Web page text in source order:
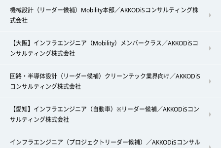
機械設計（リーダー候補）Mobility本部／AKKODiSコンサルティング株
式会社
【大阪】インフラエンジニア（Mobility）メンバークラス／AKKODiSコ
ンサルティング株式会社
回路・半導体設計（リーダー候補）クリーンテック業界向け／AKKODiS
コンサルティング株式会社
【愛知】インフラエンジニア（自動車）※リーダー候補／AKKODiSコン
サルティング株式会社
インフラエンジニア（プロジェクトリーダー候補）／AKKODiSコンサル